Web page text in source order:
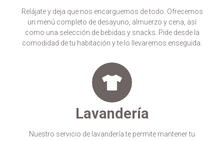
Relájate y deja que nos encarguemos de todo. Ofrecemos
un menú completo de desayuno, almuerzo y cena, así
como una selección de bebidas y snacks. Pide desde la
comodidad de tu habitación y te lo llevaremos enseguida.
Lavandería
Nuestro servicio de lavandería te permite mantener tu